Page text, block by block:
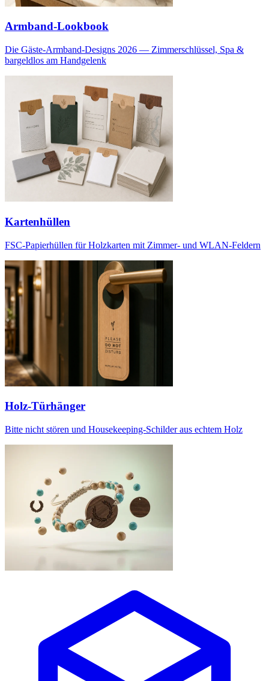
Armband-Lookbook
Die Gäste-Armband-Designs 2026 — Zimmerschlüssel, Spa &
bargeldlos am Handgelenk
Kartenhüllen
FSC-Papierhüllen für Holzkarten mit Zimmer- und WLAN-Feldern
Holz-Türhänger
Bitte nicht stören und Housekeeping-Schilder aus echtem Holz